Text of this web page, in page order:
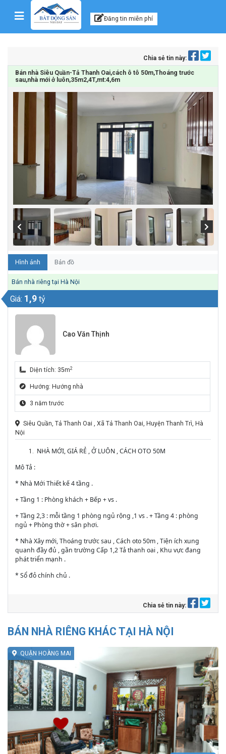
Skip to content Kênh thông tin, tư vấn
Đăng tin miễn phí
Chia sẻ tin này:
Bán nhà Siêu Quần-Tả Thanh Oai,cách ô tô 50m,Thoáng trước
sau,nhà mới ở luôn,35m2,4T,mt:4,6m
Hình ảnh Bản đồ
Bán nhà riêng tại Hà Nội
Giá: 1,9 tỷ
Cao Văn Thịnh
Diện tích: 35m2
Hướng: Hướng nhà
3 năm trước
Siêu Quần, Tả Thanh Oai , Xã Tả Thanh Oai, Huyện Thanh Trì, Hà
Nội
NHÀ MỚI, GIÁ RẺ , Ở LUÔN , CÁCH OTO 50M
Mô Tả :
* Nhà Mới Thiết kế 4 tầng .
+ Tầng 1 : Phòng khách + Bếp + vs .
+ Tầng 2,3 : mỗi tầng 1 phòng ngủ rộng ,1 vs . + Tầng 4 : phòng
ngủ + Phòng thờ + sân phơi.
* Nhà Xây mới, Thoáng trước sau , Cách oto 50m , Tiện ích xung
quanh đầy đủ , gần trường Cấp 1,2 Tả thanh oai , Khu vực đang
phát triển mạnh .
* Sổ đỏ chính chủ .
Chia sẻ tin này:
BÁN NHÀ RIÊNG KHÁC TẠI HÀ NỘI
QUẬN HOÀNG MAI